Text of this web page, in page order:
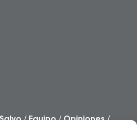
/Equipo/Opiniones/